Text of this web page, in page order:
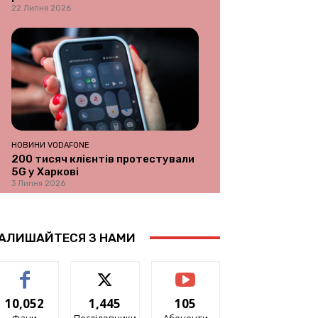
22 Липня 2026
НОВИНИ VODAFONE
200 тисяч клієнтів протестували
5G у Харкові
3 Липня 2026
З НАМИ
10,052 1,445 105